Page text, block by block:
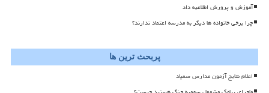
آموزش و پرورش اطلاعیه داد
چرا برخی خانواده ها دیگر به مدرسه اعتماد ندارند؟
پربحث ترین ها
اعلام نتایج آزمون مدارس سمپاد